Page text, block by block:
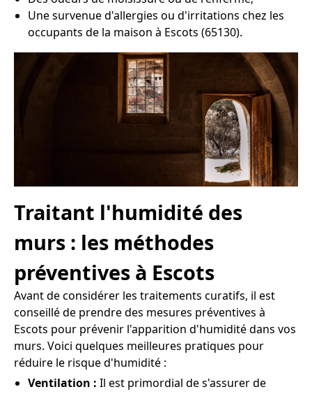
Une survenue d'allergies ou d'irritations chez les
occupants de la maison à Escots (65130).
Traitant l'humidité des
murs : les méthodes
préventives à Escots
Avant de considérer les traitements curatifs, il est
conseillé de prendre des mesures préventives à
Escots pour prévenir l'apparition d'humidité dans vos
murs. Voici quelques meilleures pratiques pour
réduire le risque d'humidité :
Ventilation : Il est primordial de s'assurer de